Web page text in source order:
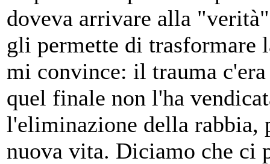
doveva arrivare alla
gli permette di trasformare
mi convince: il trauma
quel finale non l'ha
l'eliminazione della rabbia,
nuova vita. Diciamo che ci